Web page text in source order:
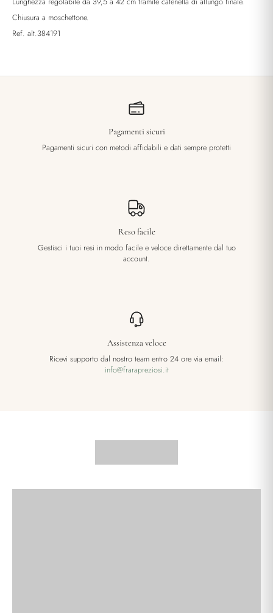
Chiusura a moschettone.
Ref. alt.384191
Pagamenti sicuri
Pagamenti sicuri con metodi affidabili e dati sempre protetti
Reso facile
Gestisci i tuoi resi in modo facile e veloce direttamente dal tuo
account.
Assistenza veloce
Ricevi supporto dal nostro team entro 24 ore via email:
info@frarapreziosi.it